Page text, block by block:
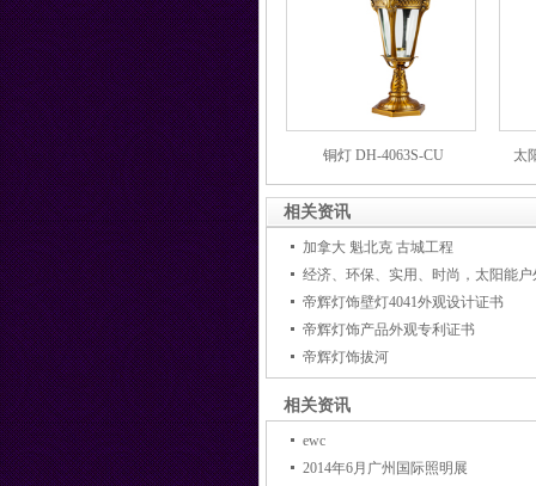
铜灯 DH-4063S-CU 太
相关资讯
加拿大 魁北克 古城工程
经济、环保、实用、时尚，太阳能
帝辉灯饰壁灯4041外观设计证书
帝辉灯饰产品外观专利证书
帝辉灯饰拔河
相关资讯
ewc
2014年6月广州国际照明展